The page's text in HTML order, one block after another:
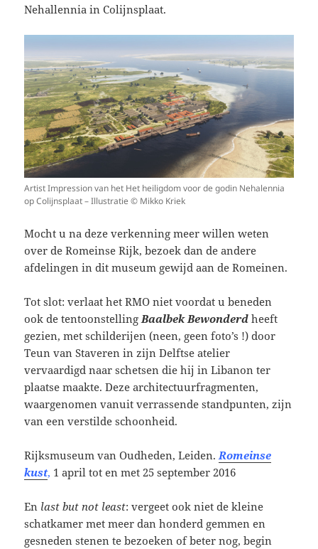
Nehallennia in Colijnsplaat.
Artist Impression van het Het heiligdom voor de godin Nehalennia
op Colijnsplaat – Illustratie © Mikko Kriek
Mocht u na deze verkenning meer willen weten
over de Romeinse Rijk, bezoek dan de andere
afdelingen in dit museum gewijd aan de Romeinen.
Tot slot: verlaat het RMO niet voordat u beneden
ook de tentoonstellingBaalbek Bewonderd heeft
gezien, met schilderijen (neen, geen foto’s !) door
Teun van Staveren in zijn Delftse atelier
vervaardigd naar schetsen die hij in Libanon ter
plaatse maakte. Deze architectuurfragmenten,
waargenomen vanuit verrassende standpunten, zijn
van een verstilde schoonheid.
Rijksmuseum van Oudheden, Leiden.Romeinse
kust, 1 april tot en met 25 september 2016
En last but not least: vergeet ook niet de kleine
schatkamer met meer dan honderd gemmen en
gesneden stenen te bezoeken of beter nog, begin